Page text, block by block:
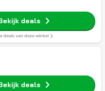
deals
deals van deze winkel
deals